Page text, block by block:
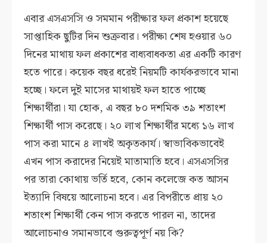
এবার এসএসসি ও সমমান পরীক্ষার ফল প্রকাশ হয়েছে
সাপ্তাহিক ছুটির দিন শুক্রবার। পরীক্ষা শেষ হওয়ার ৬০
দিনের মাথায় ফল প্রকাশের বাধ্যবাধকতা এর একটি কারণ
হতে পারে। কয়েক বছর ধরেই নিয়মটি কার্যকরভাবে মানা
হচ্ছে। ফলে দুই মাসের মাথায়ই ফল হাতে পাচ্ছে
শিক্ষার্থীরা। যা হোক, এ বছর ৮০ দশমিক ৩৯ শতাংশ
শিক্ষার্থী পাস করেছে। ২০ লাখ শিক্ষার্থীর মধ্যে ১৬ লাখ
পাস করা মানে ৪ লাখই অকৃতকার্য। স্বাভাবিকভাবেই
এখন পাস করাদের নিয়েই মাতামাতি হবে। এসএসসির
পর তারা কোথায় ভর্তি হবে, কোন কলেজে কত আসন
ইত্যাদি বিষয়ে আলোচনা হবে। এর বিপরীতে প্রায় ২০
শতাংশ শিক্ষার্থী কেন পাস করতে পারল না, তাদের
আলোচনাও সমানভাবে গুরুত্বপূর্ণ নয় কি?